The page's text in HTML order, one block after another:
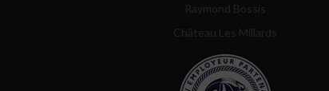
Raymond Bossis
Château Les Millards